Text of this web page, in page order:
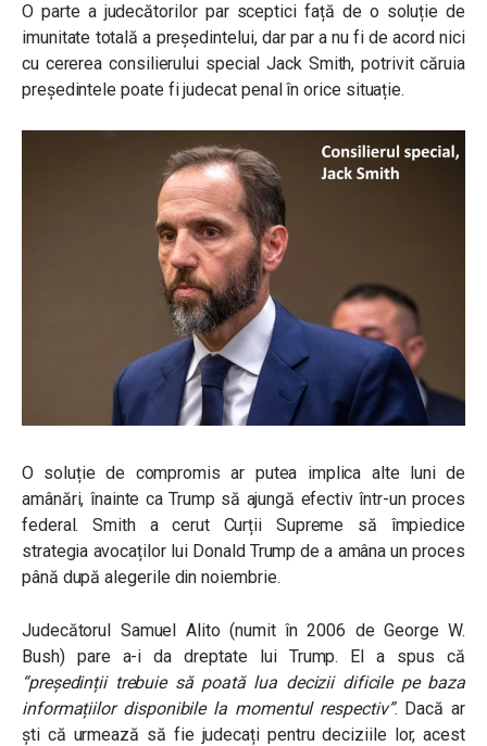
O parte a judecătorilor par sceptici față de o soluție de
imunitate totală a președintelui, dar par a nu fi de acord nici
cu cererea consilierului special Jack Smith, potrivit căruia
președintele poate fi judecat penal în orice situație.
O soluție de compromis ar putea implica alte luni de
amânări, înainte ca Trump să ajungă efectiv într-un proces
federal. Smith a cerut Curții Supreme să împiedice
strategia avocaților lui Donald Trump de a amâna un proces
până după alegerile din noiembrie.
Judecătorul Samuel Alito (numit în 2006 de George W.
Bush) pare a-i da dreptate lui Trump. El a spus că
“președinții trebuie să poată lua decizii dificile pe baza
informațiilor disponibile la momentul respectiv”. Dacă ar
ști că urmează să fie judecați pentru deciziile lor, acest